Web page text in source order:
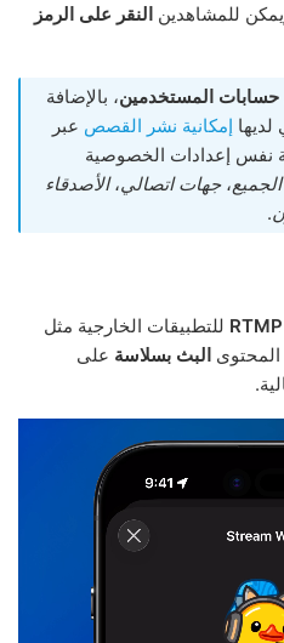
للمشاهدين النقر على الرمز
حسابات المستخدمين، بالإضافة
لديها إمكانية نشر القصص عبر
نفس إعدادات الخصوصية
الجميع،جهات اتصالي،الأصدقاء
.
للتطبيقات الخارجية مثل
البث بسلاسة على